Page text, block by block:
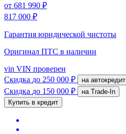
от 681 990 ₽
817 000 ₽
Гарантия юридической чистоты
Оригинал ПТС в наличии
vin VIN проверен
Скидка до 250 000 ₽ на автокредит
Скидка до 150 000 ₽
на Trade-In
Купить в кредит